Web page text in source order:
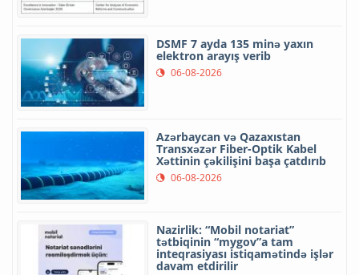
DSMF 7 ayda 135 minə yaxın
elektron arayış verib
06-08-2026
Azərbaycan və Qazaxıstan
Transxəzər Fiber-Optik Kabel
Xəttinin çəkilişini başa çatdırıb
06-08-2026
Nazirlik: “Mobil notariat”
tətbiqinin “mygov”a tam
inteqrasiyası istiqamətində işlər
davam etdirilir